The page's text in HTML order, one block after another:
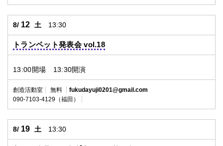
8/ 12 土 13:30
トランペット発表会 vol.18
13:00開場 13:30開演
創造活動室 無料
fukudayuji0201@gmail.com
090-7103-4129（福田）
8/ 19 土 13:30